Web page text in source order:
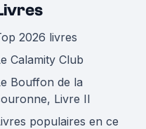
2026 livres
Calamity Club
Bouffon de la
Livre II
populaires en ce